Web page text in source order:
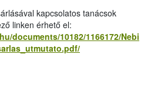
kapcsolatos tanácsok
linken érhető el:
documents/10182/1166172/Nebi